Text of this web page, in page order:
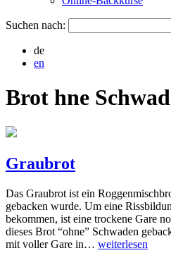
Suchen nach:
de
en
Brot hne
Graubrot
Das Graubrot ist ein
gebacken wurde. Um eine
bekommen, ist eine trockene Gare
dieses Brot “ohne” Schwaden
mit voller Gare in… weiterlesen